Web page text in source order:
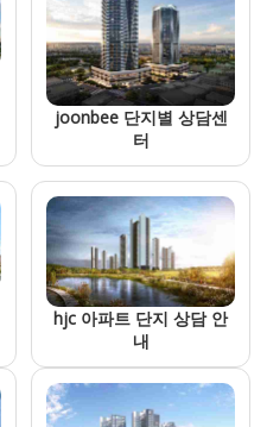
joonbee 단지별 상담센
터
hjc 아파트 단지 상담 안
내